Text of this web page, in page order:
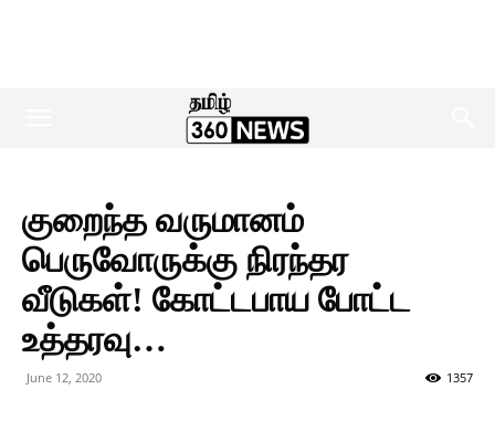
குறைந்த வருமானம்
பெருவோருக்கு நிரந்தர
வீடுகள்! கோட்டபாய போட்ட
உத்தரவு…
June 12, 2020 1357